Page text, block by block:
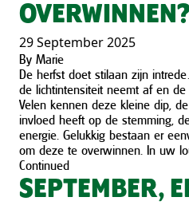
OVERWINNEN?
29 September 2025
By Marie
De herfst doet stilaan zijn
de lichtintensiteit neemt af en
Velen kennen deze kleine dip,
invloed heeft op de stemming,
energie. Gelukkig bestaan er
om deze te overwinnen. In uw
Continued
SEPTEMBER,